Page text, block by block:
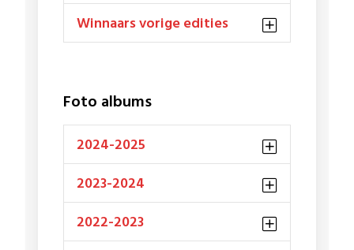
Winnaars vorige edities
Foto albums
2024-2025
2023-2024
2022-2023